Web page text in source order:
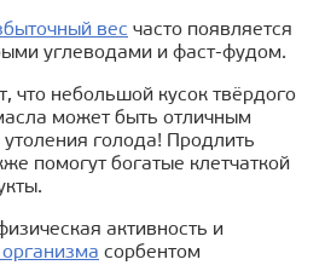
вес часто появляется
углеводами и фаст-фудом.
что небольшой кусок твёрдого
может быть отличным
голода! Продлить
помогут богатые клетчаткой
активность и
сорбентом